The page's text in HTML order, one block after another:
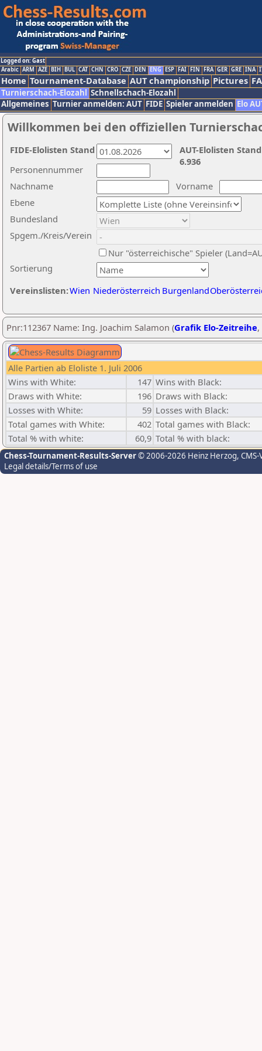
Logged on: Gast
Arabic ARM AZE BIH BUL CAT CHN CRO CZE DEN ENG ESP FAI FIN FRA GER GRE INA
Home Tournament-Database AUT championship Pictures
Turnierschach-Elozahl Schnellschach-Elozahl
Allgemeines Turnier anmelden: AUT FIDE Spieler anmelden Elo
Willkommen bei den offiziellen
Nachname
Vorname
Ebene
Sortierung
Personennummer
Bundesland
Spgem./Kreis/Verein
Nur "österreichische" Spieler
Vereinslisten:Wien Niederösterreich Burgenland
AUT-Elolisten
6.936
FIDE-Elolisten Stand
Pnr:112367 Name: Ing. Joachim Salamon (Grafik Elo-Zeitreihe,
Alle Partien ab Eloliste 1. Juli 2006
Wins with White:
147 Wins with Black:
Draws with White:
196 Draws with Black:
Losses with White:
59 Losses with Black:
Total games with White:
402 Total games with Black:
Total % with white:
60,9 Total % with black:
Chess-Tournament-Results-Server© 2006-2026 Heinz Herzog,
Legal details/Terms of use